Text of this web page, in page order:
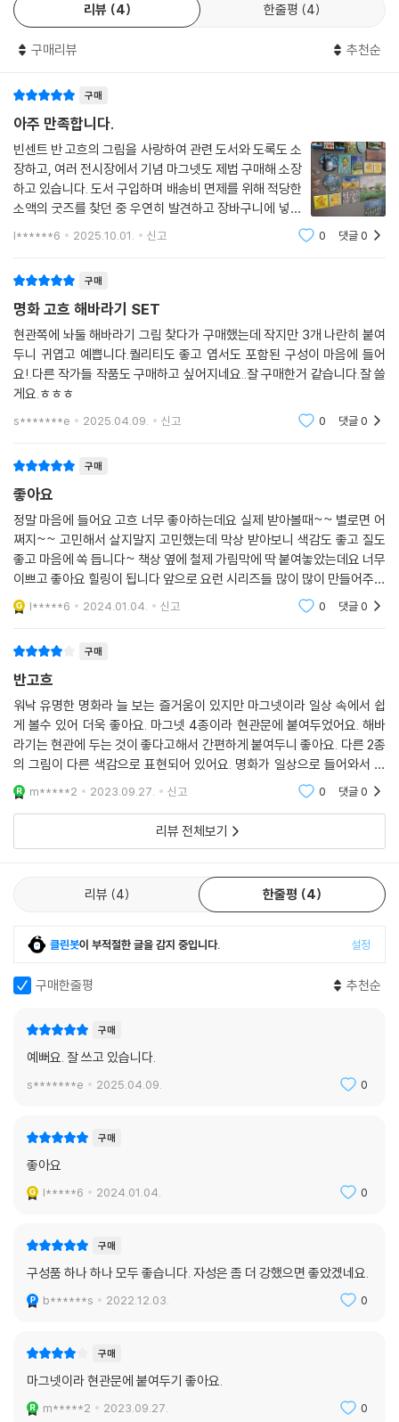
리뷰 4 한줄평 4
구매리뷰 추천순
구매
아주 만족합니다.
빈센트 반 고흐의 그림을 사랑하여 관련 도서와 도록도 소
장하고, 여러 전시장에서 기념 마그넷도 제법 구매해 소장
하고 있습니다. 도서 구입하며 배송비 면제를 위해 적당한
소액의 굿즈를 찾던 중 우연히 발견하고 장바구니에 넣었
었는데, 실물을 보니 가성비 좋아 더 만족스럽습니다. 기
l******6 2025.10.01. 신고 0 댓글0
구매
명화 고흐 해바라기 SET
현관쪽에 놔둘 해바라기 그림 찾다가 구매했는데 작지만 3개 나란히 붙여
두니 귀엽고 예쁩니다.퀄리티도 좋고 엽서도 포함된 구성이 마음에 들어
요!.다른 작가들 작품도 구매하고 싶어지네요..잘 구매한거 같습니다.잘 쓸
게요.ㅎㅎㅎ
s*******e 2025.04.09. 신고 0 댓글0
구매
좋아요
정말 마음에 들어요 고흐 너무 좋아하는데요 실제 받아볼때~~ 별로면 어
쩌지~~ 고민해서 살지말지 고민했는데 막상 받아보니 색감도 좋고 질도
좋고 마음에 쏙 듭니다~ 책상 옆에 철제 가림막에 딱 붙여놓았는데요 너무
이쁘고 좋아요 힐링이 됩니다 앞으로 요런 시리즈들 많이 많이 만들어주세
요 감사합니다 해바라기도 구매했고 별이 빛나는 밤에 세트도 구매했답니
다
l*****6 2024.01.04. 신고 0 댓글0
구매
반고흐
워낙 유명한 명화라 늘 보는 즐거움이 있지만 마그넷이라 일상 속에서 쉽
게 볼수 있어 더욱 좋아요. 마그넷 4종이라 현관문에 붙여두었어요. 해바
라기는 현관에 두는 것이 좋다고해서 간편하게 붙여두니 좋아요. 다른 2종
의 그림이 다른 색감으로 표현되어 있어요. 명화가 일상으로 들어와서 여
기저기 곳곳에 두고 즐길 수 있게 되었네요. 엽서도 선명해서 좋아요.
m*****2 2023.09.27. 신고 0 댓글0
리뷰 전체보기
리뷰 4 한줄평 4
클린봇이 부적절한 글을 감지 중입니다. 설정
구매한줄평 추천순
구매
예뻐요. 잘 쓰고 있습니다.
s*******e 2025.04.09. 0
구매
좋아요
l*****6 2024.01.04. 0
구매
구성품 하나 하나 모두 좋습니다. 자성은 좀 더 강했으면 좋았겠네요.
b******s 2022.12.03. 0
구매
마그넷이라 현관문에 붙여두기 좋아요.
m*****2 2023.09.27. 0